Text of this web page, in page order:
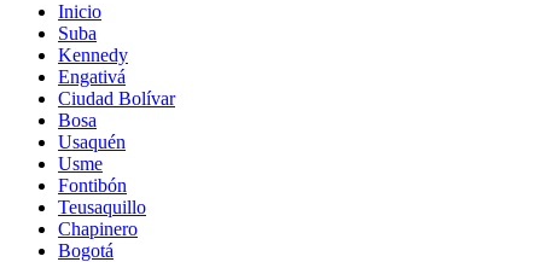
Inicio
Suba
Kennedy
Engativá
Ciudad Bolívar
Bosa
Usaquén
Usme
Fontibón
Teusaquillo
Chapinero
Bogotá